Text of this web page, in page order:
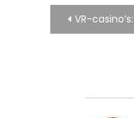
Bericht
VR-